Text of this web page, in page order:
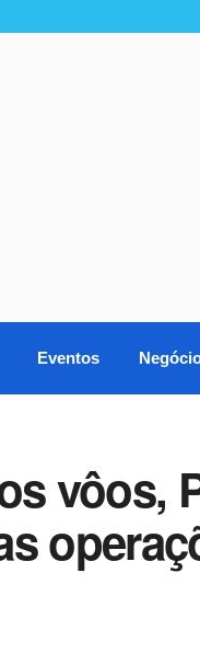
Eventos
vôos,